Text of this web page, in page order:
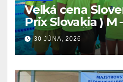
Veľká cena
Prix Slovakia ) M
v plávaní.
28.6.2026
30 JÚNA, 2026